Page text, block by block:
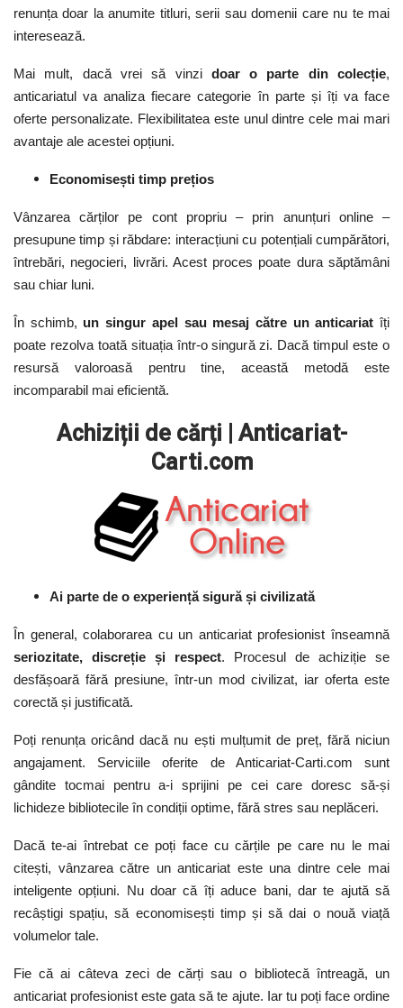
renunța doar la anumite titluri, serii sau domenii care nu te mai
interesează.
Mai mult, dacă vrei să vinzi doar o parte din colecție,
anticariatul va analiza fiecare categorie în parte și îți va face
oferte personalizate. Flexibilitatea este unul dintre cele mai mari
avantaje ale acestei opțiuni.
Economisești timp prețios
Vânzarea cărților pe cont propriu – prin anunțuri online –
presupune timp și răbdare: interacțiuni cu potențiali cumpărători,
întrebări, negocieri, livrări. Acest proces poate dura săptămâni
sau chiar luni.
În schimb, un singur apel sau mesaj către un anticariat îți
poate rezolva toată situația într-o singură zi. Dacă timpul este o
resursă valoroasă pentru tine, această metodă este
incomparabil mai eficientă.
Achiziții de cărți | Anticariat-
Carti.com
Ai parte de o experiență sigură și civilizată
În general, colaborarea cu un anticariat profesionist înseamnă
seriozitate, discreție și respect. Procesul de achiziție se
desfășoară fără presiune, într-un mod civilizat, iar oferta este
corectă și justificată.
Poți renunța oricând dacă nu ești mulțumit de preț, fără niciun
angajament. Serviciile oferite de Anticariat-Carti.com sunt
gândite tocmai pentru a-i sprijini pe cei care doresc să-și
lichideze bibliotecile în condiții optime, fără stres sau neplăceri.
Dacă te-ai întrebat ce poți face cu cărțile pe care nu le mai
citești, vânzarea către un anticariat este una dintre cele mai
inteligente opțiuni. Nu doar că îți aduce bani, dar te ajută să
recâștigi spațiu, să economisești timp și să dai o nouă viață
volumelor tale.
Fie că ai câteva zeci de cărți sau o bibliotecă întreagă, un
anticariat profesionist este gata să te ajute. Iar tu poți face ordine